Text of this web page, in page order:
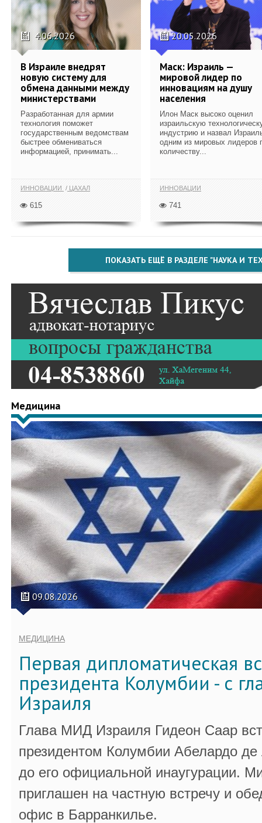
4.06.2026
В Израиле внедрят
новую систему для
обмена данными между
министерствами
Разработанная для армии
технология поможет
государственным ведомствам
быстрее обмениваться
информацией, принимать...
ИННОВАЦИИ ЦАХАЛ
615
20.05.2026
Маск: Израиль —
мировой лидер по
инновациям на душу
населения
Илон Маск высоко оценил
израильскую
индустрию и назвал
одним из мировых лидеров
количеству...
ИННОВАЦИИ
741
ПОКАЗАТЬ ЕЩЁ В РАЗДЕЛЕ "НАУКА И
Медицина
09.08.2026
МЕДИЦИНА
Первая дипломатическая
президента Колумбии - с
Израиля
Глава МИД Израиля Гидеон Саар
президентом Колумбии Абелардо
до его официальной инаугурации.
приглашен на частную встречу и
офис в Барранкилье.